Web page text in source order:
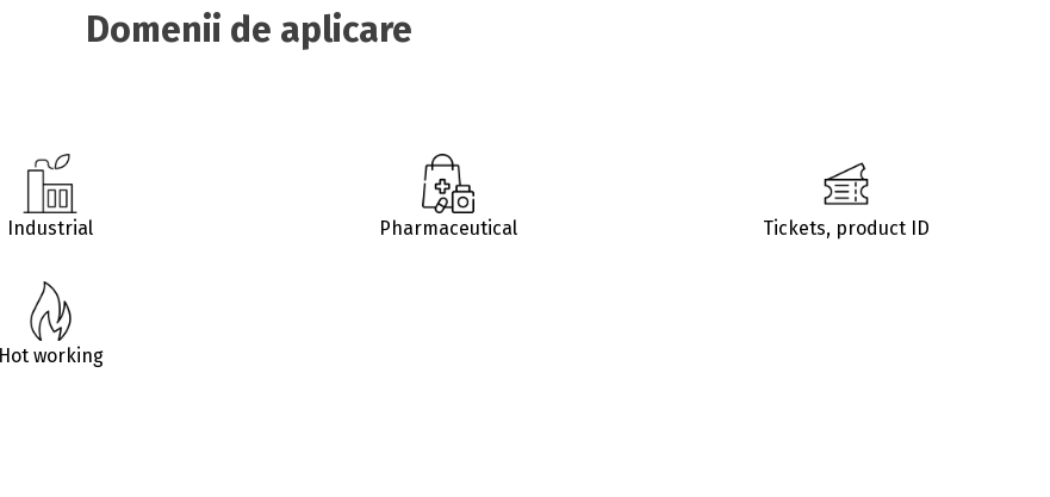
Domenii de aplicare
Industrial Pharmaceutical Tickets, product ID
Hot working